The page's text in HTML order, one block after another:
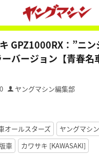
GPZ1000RX：”ニ
バージョン【青春名
ヤングマシン編集部
オールスターズ
ヤングマシン
車
カワサキ [KAWASAKI]